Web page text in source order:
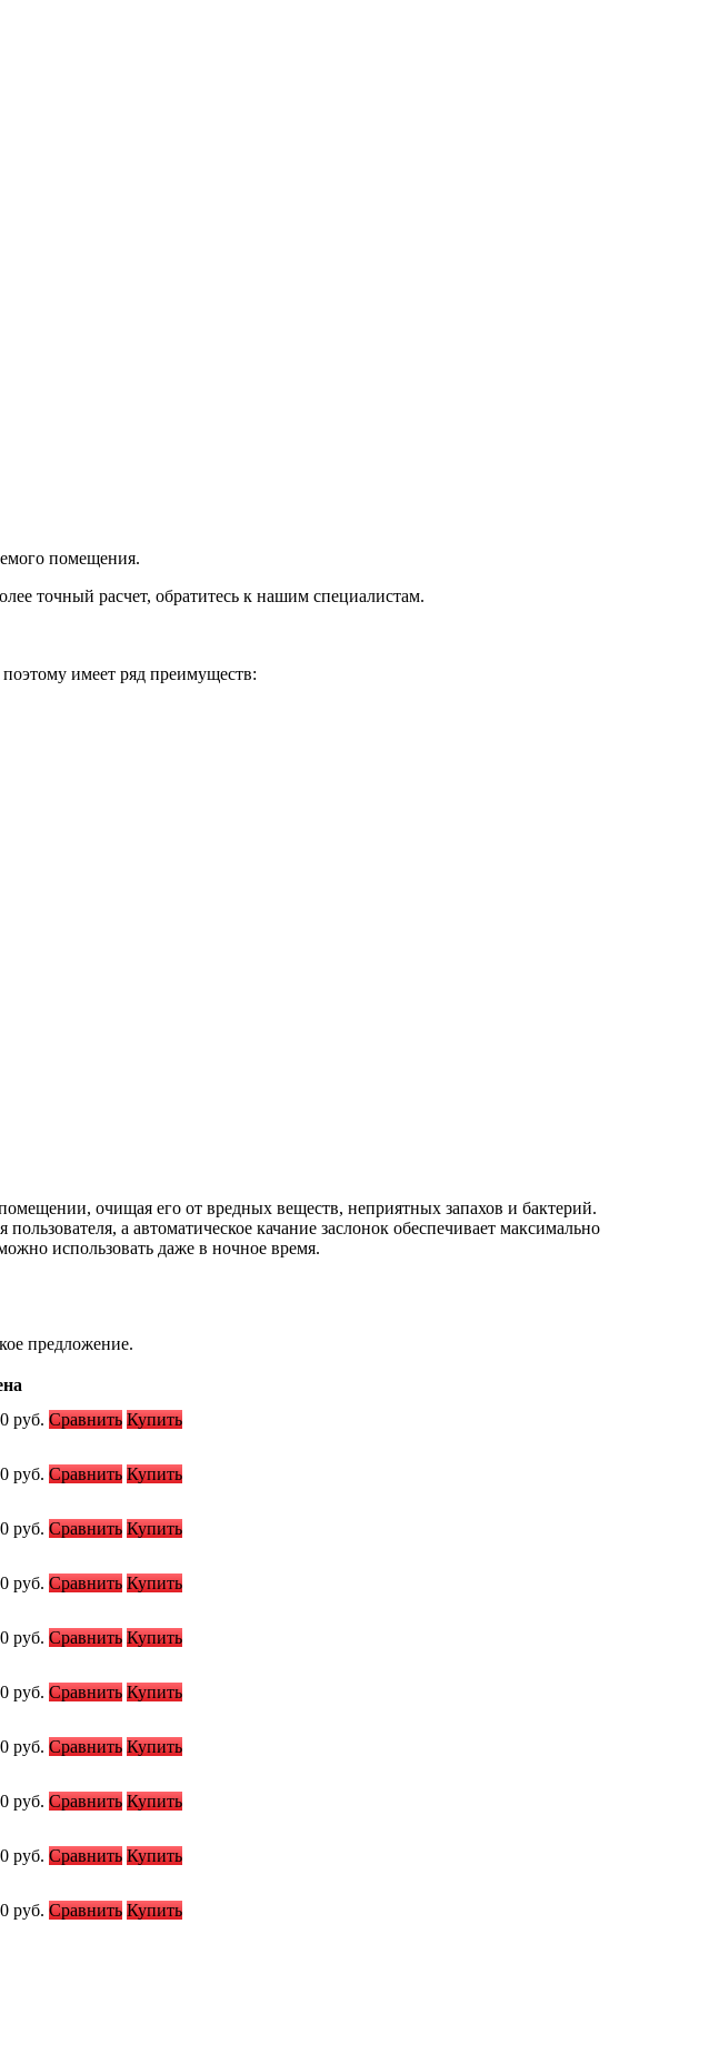
помещения.
точный расчет, обратитесь к нашим специалистам.
имеет ряд преимуществ:
очищая его от вредных веществ, неприятных запахов и бактерий.
а автоматическое качание заслонок обеспечивает максимально
использовать даже в ночное время.
предложение.
руб. Сравнить Купить
руб. Сравнить Купить
руб. Сравнить Купить
руб. Сравнить Купить
руб. Сравнить Купить
руб. Сравнить Купить
руб. Сравнить Купить
руб. Сравнить Купить
руб. Сравнить Купить
руб. Сравнить Купить